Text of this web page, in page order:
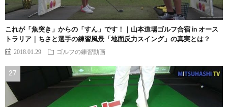
これが「魚突き」からの「すん」です！｜山本道場ゴルフ合宿 in オース
トラリア｜ちさと選手の練習風景「地面反力スイング」の真実とは？
2018.01.29 ゴルフの練習動画